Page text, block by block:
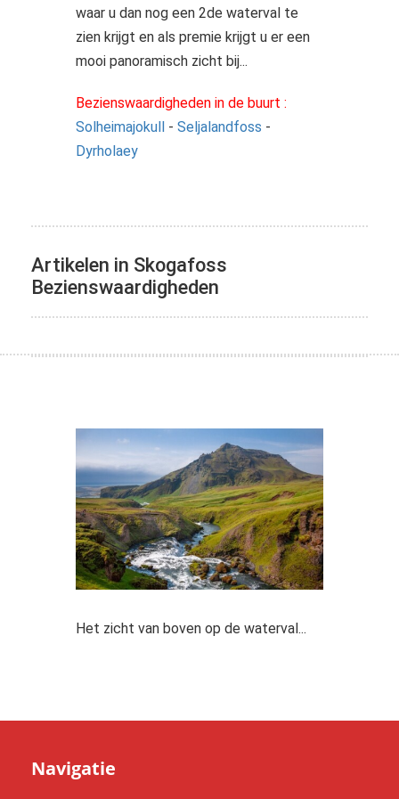
waar u dan nog een 2de waterval te
zien krijgt en als premie krijgt u er een
mooi panoramisch zicht bij...
Bezienswaardigheden in de buurt :
Solheimajokull - Seljalandfoss -
Dyrholaey
Artikelen in Skogafoss
Bezienswaardigheden
Het zicht van boven op de waterval...
Navigatie